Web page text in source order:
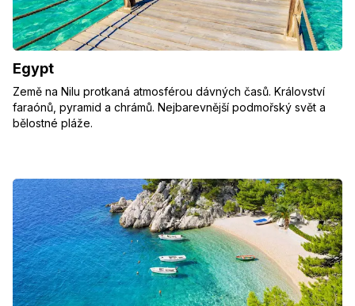
Egypt
Země na Nilu protkaná atmosférou dávných časů. Království
faraónů, pyramid a chrámů. Nejbarevnější podmořský svět a
bělostné pláže.